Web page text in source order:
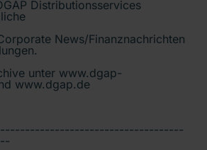
Distributionsservices
News/Finanznachrichten
unter www.dgap-
www.dgap.de